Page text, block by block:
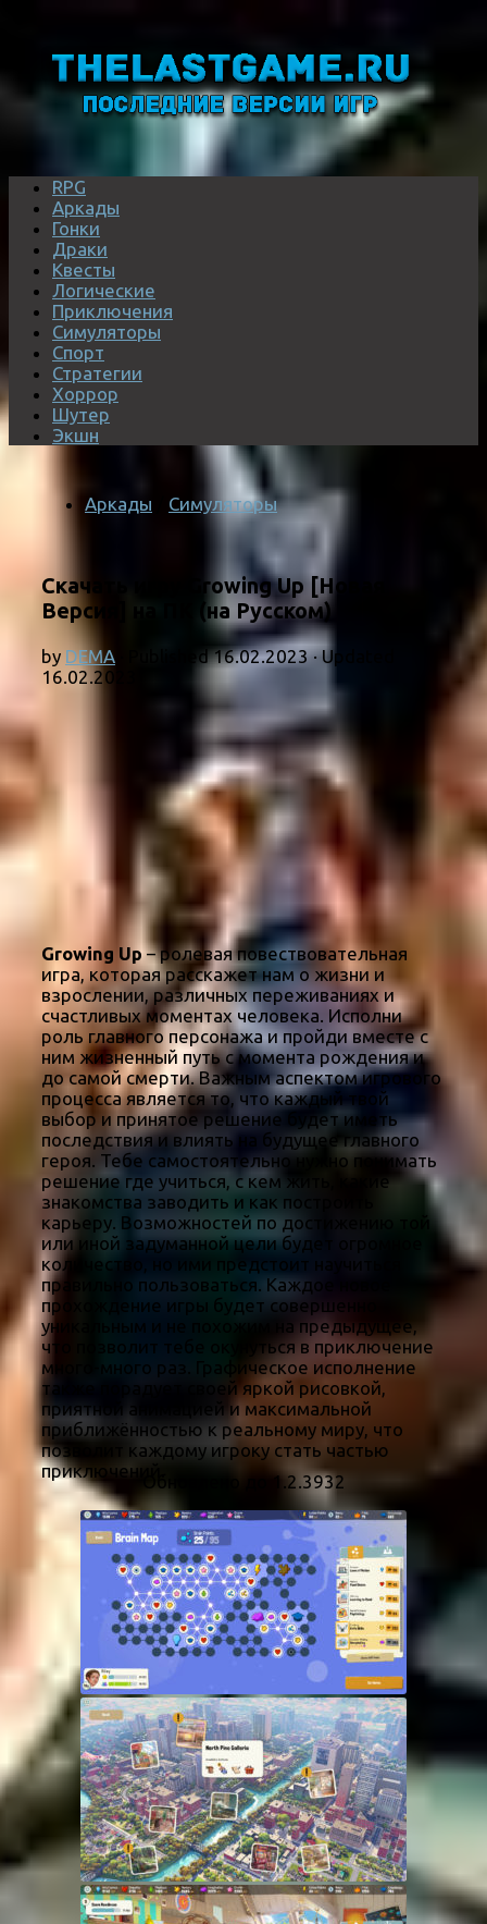
RPG
Аркады
Гонки
Драки
Квесты
Логические
Приключения
Симуляторы
Спорт
Стратегии
Хоррор
Шутер
Экшн
Аркады Симуляторы
Скачать игру Growing Up [Новая
Версия] на ПК (на Русском)
by DEMA · Published16.02.2023· Updated
16.02.2023
Growing Up – ролевая повествовательная
игра, которая расскажет нам о жизни и
взрослении, различных переживаниях и
счастливых моментах человека. Исполни
роль главного персонажа и пройди вместе с
ним жизненный путь с момента рождения и
до самой смерти. Важным аспектом игрового
процесса является то, что каждый твой
выбор и принятое решение будет иметь
последствия и влиять на будущее главного
героя. Тебе самостоятельно нужно понимать
решение где учиться, с кем жить, какие
знакомства заводить и как построить
карьеру. Возможностей по достижению той
или иной задуманной цели будет огромное
количество, но ими предстоит научиться
правильно пользоваться. Каждое новое
прохождение игры будет совершенно
уникальным и не похожим на предыдущее,
что позволит тебе окунуться в приключение
много-много раз. Графическое исполнение
также порадует своей яркой рисовкой,
приятной анимацией и максимальной
приближённостью к реальному миру, что
позволит каждому игроку стать частью
приключений.
Обновлено до 1.2.3932